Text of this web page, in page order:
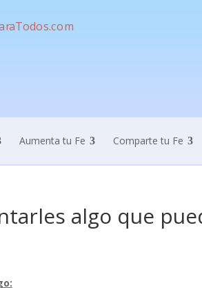
Aumenta tu Fe Comparte tu Fe
algo que